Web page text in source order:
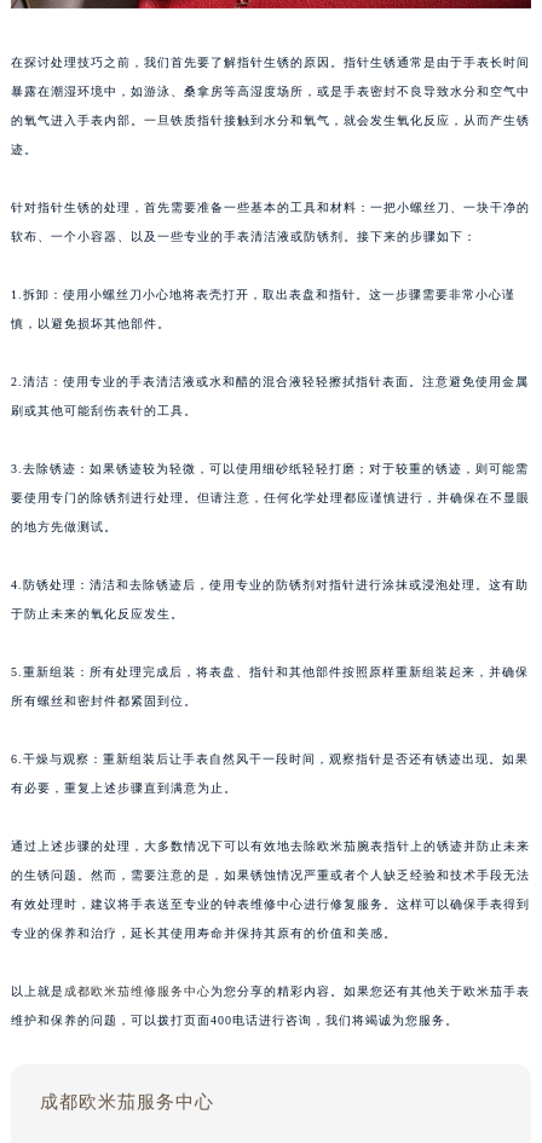
在探讨处理技巧之前，我们首先要了解指针生锈的原因。指针生锈通常是由于手表长时间
暴露在潮湿环境中，如游泳、桑拿房等高湿度场所，或是手表密封不良导致水分和空气中
的氧气进入手表内部。一旦铁质指针接触到水分和氧气，就会发生氧化反应，从而产生锈
迹。
针对指针生锈的处理，首先需要准备一些基本的工具和材料：一把小螺丝刀、一块干净的
软布、一个小容器、以及一些专业的手表清洁液或防锈剂。接下来的步骤如下：
1.拆卸：使用小螺丝刀小心地将表壳打开，取出表盘和指针。这一步骤需要非常小心谨
慎，以避免损坏其他部件。
2.清洁：使用专业的手表清洁液或水和醋的混合液轻轻擦拭指针表面。注意避免使用金属
刷或其他可能刮伤表针的工具。
3.去除锈迹：如果锈迹较为轻微，可以使用细砂纸轻轻打磨；对于较重的锈迹，则可能需
要使用专门的除锈剂进行处理。但请注意，任何化学处理都应谨慎进行，并确保在不显眼
的地方先做测试。
4.防锈处理：清洁和去除锈迹后，使用专业的防锈剂对指针进行涂抹或浸泡处理。这有助
于防止未来的氧化反应发生。
5.重新组装：所有处理完成后，将表盘、指针和其他部件按照原样重新组装起来，并确保
所有螺丝和密封件都紧固到位。
6.干燥与观察：重新组装后让手表自然风干一段时间，观察指针是否还有锈迹出现。如果
有必要，重复上述步骤直到满意为止。
通过上述步骤的处理，大多数情况下可以有效地去除欧米茄腕表指针上的锈迹并防止未来
的生锈问题。然而，需要注意的是，如果锈蚀情况严重或者个人缺乏经验和技术手段无法
有效处理时，建议将手表送至专业的钟表维修中心进行修复服务。这样可以确保手表得到
专业的保养和治疗，延长其使用寿命并保持其原有的价值和美感。
以上就是 成都欧米茄维修服务中心为您分享的精彩内容。如果您还有其他关于欧米茄手表
维护和保养的问题，可以拨打页面400电话进行咨询，我们将竭诚为您服务。
成都欧米茄服务中心